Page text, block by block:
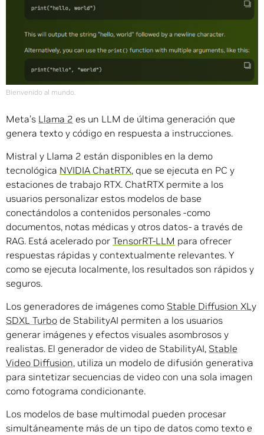
Bienvenido al mundo.
Meta’s Llama 2 es un LLM de última generación que
genera texto y código en respuesta a instrucciones.
Mistral y Llama 2 están disponibles en la demo
tecnológica NVIDIA ChatRTX, que se ejecuta en PC y
estaciones de trabajo RTX. ChatRTX permite a los
usuarios personalizar estos modelos de base
conectándolos a contenidos personales -como
documentos, notas médicas y otros datos- a través de
RAG. Está acelerado por TensorRT-LLM para ofrecer
respuestas rápidas y contextualmente relevantes. Y
como se ejecuta localmente, los resultados son rápidos y
seguros.
Los generadores de imágenes como Stable Diffusion XL y
SDXL Turbo de StabilityAI permiten a los usuarios
generar imágenes y efectos visuales asombrosos y
realistas. El generador de video de StabilityAI, Stable
Video Diffusion, utiliza un modelo de difusión generativa
para sintetizar secuencias de video con una sola imagen
como fotograma condicionante.
Los modelos de base multimodal pueden procesar
simultáneamente más de un tipo de datos como texto e